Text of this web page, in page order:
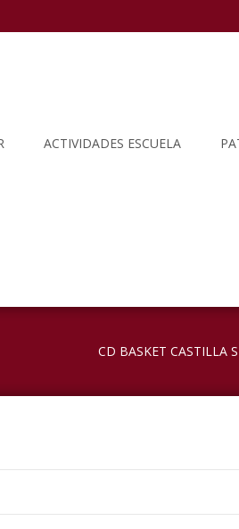
ACTIVIDADES ESCUELA
CD BASKET CASTILLA